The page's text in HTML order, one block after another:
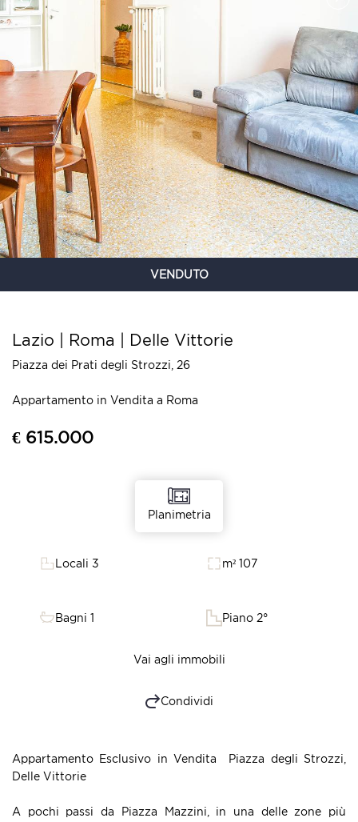
VENDUTO
Lazio | Roma | Delle Vittorie
Piazza dei Prati degli Strozzi, 26
Appartamento in Vendita a Roma
€ 615.000
Planimetria
Locali 3 m² 107
Bagni 1 Piano 2°
Vai agli immobili
Condividi
Appartamento Esclusivo in Vendita  Piazza degli Strozzi,
Delle Vittorie
A pochi passi da Piazza Mazzini, in una delle zone più